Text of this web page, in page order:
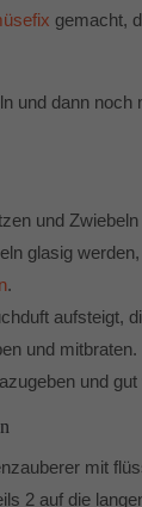
gemacht,
und dann noch
und
glasig
.
aufsteigt,
und mitbraten.
und
mit
2 auf die